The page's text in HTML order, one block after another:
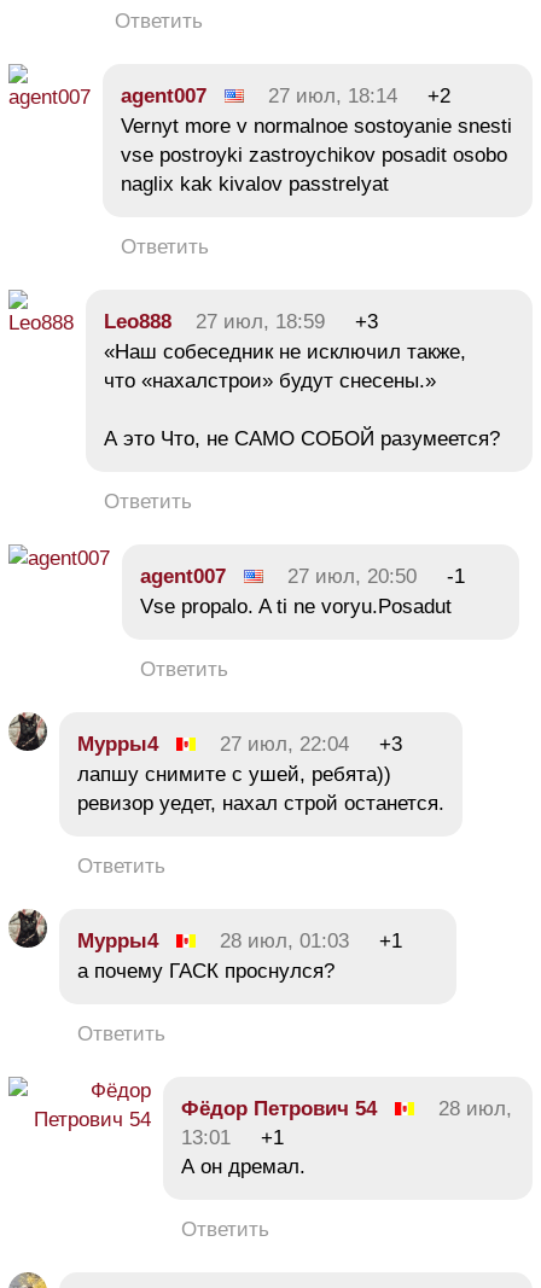
Ответить
agent007 27 июл, 18:14
+2
Vernyt more v normalnoe sostoyanie snesti
vse postroyki zastroychikov posadit osobo
naglix kak kivalov passtrelyat
Ответить
Leo888 27 июл, 18:59
+3
«Наш собеседник не исключил также,
что «нахалстрои» будут снесены.»
А это Что, не САМО СОБОЙ разумеется?
Ответить
agent007 27 июл, 20:50
-1
Vse propalo. A ti ne voryu.Posadut
Ответить
Мурры4 27 июл, 22:04
+3
лапшу снимите с ушей, ребята))
ревизор уедет, нахал строй останется.
Ответить
Мурры4 28 июл, 01:03
+1
а почему ГАСК проснулся?
Ответить
Фёдор Петрович 54
28 июл,
13:01
+1
А он дремал.
Ответить